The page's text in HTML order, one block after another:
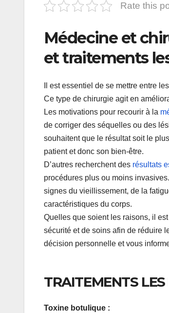
Rate this
Médecine et
et traitements
Il est essentiel de se mettre entre
Ce type de chirurgie agit en
Les motivations pour recourir à la
de corriger des séquelles ou des
souhaitent que le résultat soit le
patient et donc son bien-être.
D’autres recherchent des résultats
procédures plus ou moins
signes du vieillissement, de la
caractéristiques du corps.
Quelles que soient les raisons, il
sécurité et de soins afin de réduire
décision personnelle et vous
TRAITEMENTS
Toxine botulique :